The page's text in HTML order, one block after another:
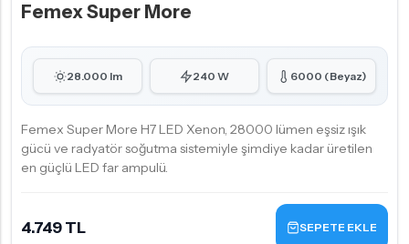
Femex Super More
28.000 lm 240 W 6000 (Beyaz)
Femex Super More H7 LED Xenon, 28000 lümen eşsiz ışık
gücü ve radyatör soğutma sistemiyle şimdiye kadar üretilen
en güçlü LED far ampulü.
4.749 TL SEPETE EKLE